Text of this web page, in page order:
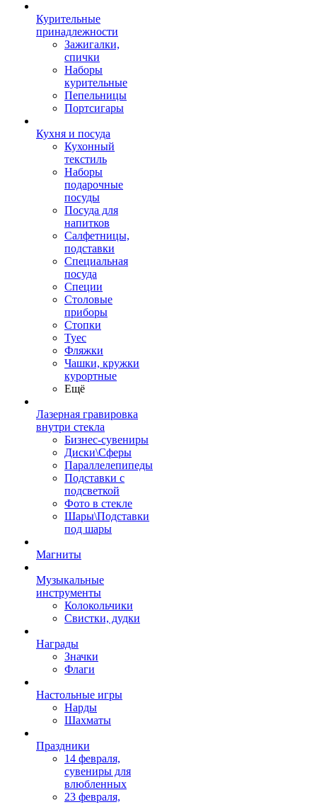
Курительные
принадлежности
Зажигалки,
спички
Наборы
курительные
Пепельницы
Портсигары
Кухня и посуда
Кухонный
текстиль
Наборы
подарочные
посуды
Посуда для
напитков
Салфетницы,
подставки
Специальная
посуда
Специи
Столовые
приборы
Стопки
Туес
Фляжки
Чашки, кружки
курортные
Ещё
Лазерная гравировка
внутри стекла
Бизнес-сувениры
Диски\Сферы
Параллелепипеды
Подставки с
подсветкой
Фото в стекле
Шары\Подставки
под шары
Магниты
Музыкальные
инструменты
Колокольчики
Свистки, дудки
Награды
Значки
Флаги
Настольные игры
Нарды
Шахматы
Праздники
14 февраля,
сувениры для
влюбленных
23 февраля,